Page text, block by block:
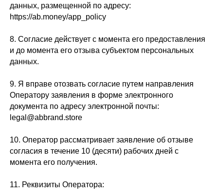
данных, размещенной по адресу:
https://ab.money/app_policy
8. Согласие действует с момента его предоставления
и до момента его отзыва субъектом персональных
данных.
9. Я вправе отозвать согласие путем направления
Оператору заявления в форме электронного
документа по адресу электронной почты:
legal@abbrand.store
10. Оператор рассматривает заявление об отзыве
согласия в течение 10 (десяти) рабочих дней с
момента его получения.
11. Реквизиты Оператора: